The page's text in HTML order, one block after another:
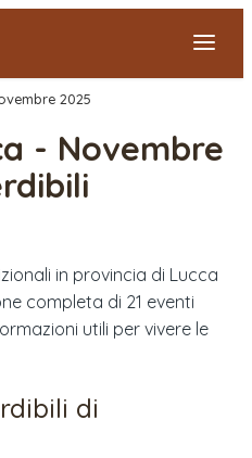
2025
- Novembre
in provincia di Lucca
completa di 21 eventi
utili per vivere le
di